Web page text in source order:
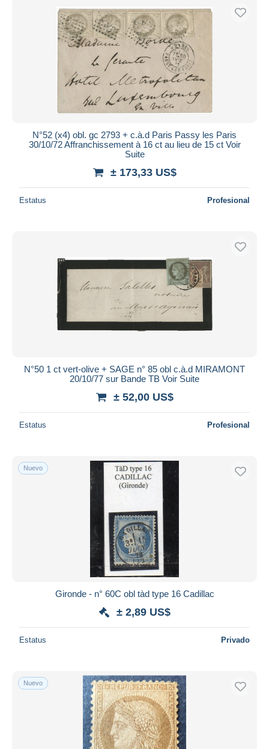
N°52 (x4) obl. gc 2793 + c.à.d Paris Passy les Paris
30/10/72 Affranchissement à 16 ct au lieu de 15 ct Voir
Suite
± 173,33 US$
Estatus Profesional
N°50 1 ct vert-olive + SAGE n° 85 obl c.à.d MIRAMONT
20/10/77 sur Bande TB Voir Suite
± 52,00 US$
Estatus Profesional
Nuevo
Gironde - n° 60C obl tàd type 16 Cadillac
± 2,89 US$
Estatus Privado
Nuevo